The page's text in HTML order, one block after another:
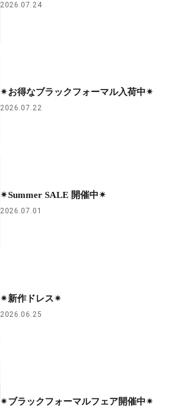
2026.07.24
✴︎お得なブラックフォーマル入荷中✴︎
2026.07.22
✴︎Summer SALE 開催中✴︎
2026.07.01
✴︎新作ドレス✴︎
2026.06.25
✴︎ブラックフォーマルフェア開催中✴︎